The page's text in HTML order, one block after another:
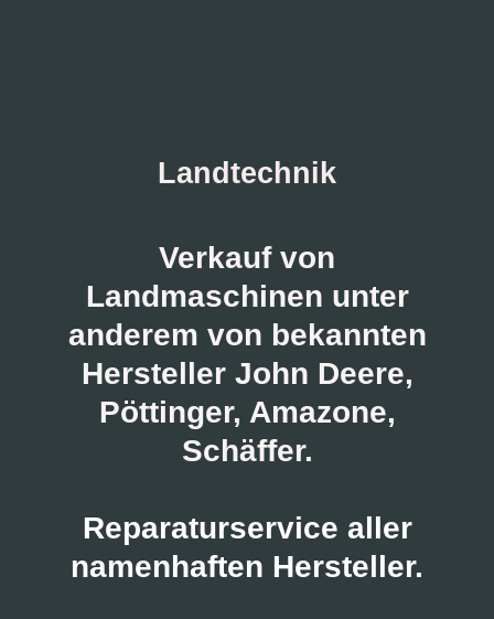
Landtechnik
Verkauf von
Landmaschinen unter
anderem von bekannten
Hersteller John Deere,
Pöttinger, Amazone,
Schäffer.
Reparaturservice aller
namenhaften Hersteller.